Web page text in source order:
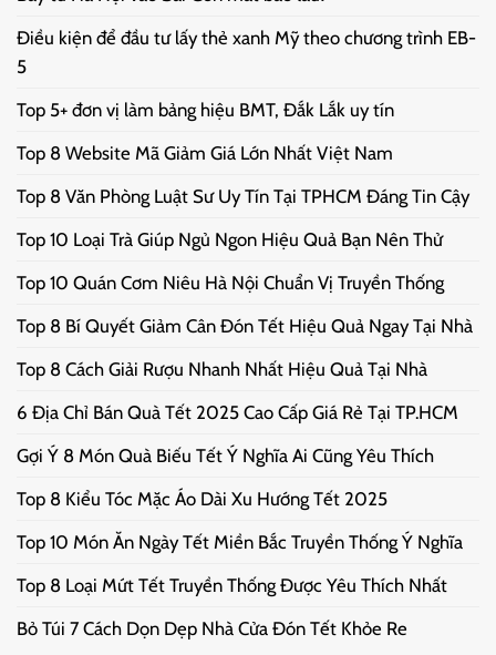
Điều kiện để đầu tư lấy thẻ xanh Mỹ theo chương trình EB-
5
Top 5+ đơn vị làm bảng hiệu BMT, Đắk Lắk uy tín
Top 8 Website Mã Giảm Giá Lớn Nhất Việt Nam
Top 8 Văn Phòng Luật Sư Uy Tín Tại TPHCM Đáng Tin Cậy
Top 10 Loại Trà Giúp Ngủ Ngon Hiệu Quả Bạn Nên Thử
Top 10 Quán Cơm Niêu Hà Nội Chuẩn Vị Truyền Thống
Top 8 Bí Quyết Giảm Cân Đón Tết Hiệu Quả Ngay Tại Nhà
Top 8 Cách Giải Rượu Nhanh Nhất Hiệu Quả Tại Nhà
6 Địa Chỉ Bán Quà Tết 2025 Cao Cấp Giá Rẻ Tại TP.HCM
Gợi Ý 8 Món Quà Biếu Tết Ý Nghĩa Ai Cũng Yêu Thích
Top 8 Kiểu Tóc Mặc Áo Dài Xu Hướng Tết 2025
Top 10 Món Ăn Ngày Tết Miền Bắc Truyền Thống Ý Nghĩa
Top 8 Loại Mứt Tết Truyền Thống Được Yêu Thích Nhất
Bỏ Túi 7 Cách Dọn Dẹp Nhà Cửa Đón Tết Khỏe Re